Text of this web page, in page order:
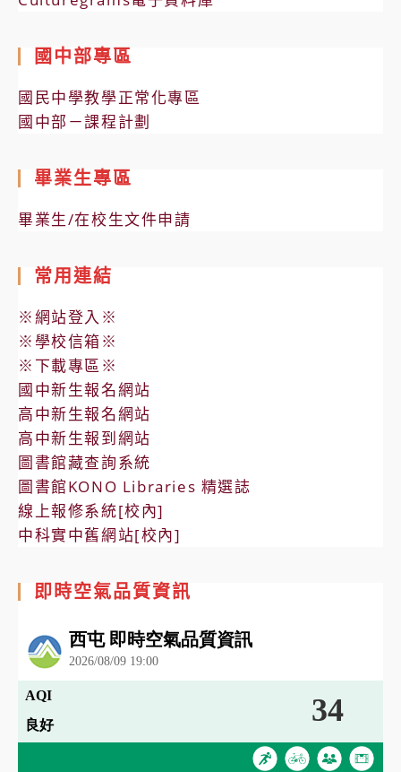
國中部專區
國民中學教學正常化專區
國中部－課程計劃
畢業生專區
畢業生/在校生文件申請
常用連結
※網站登入※
※學校信箱※
※下載專區※
國中新生報名網站
高中新生報名網站
高中新生報到網站
圖書館藏查詢系統
圖書館KONO Libraries 精選誌
線上報修系統[校內]
中科實中舊網站[校內]
即時空氣品質資訊